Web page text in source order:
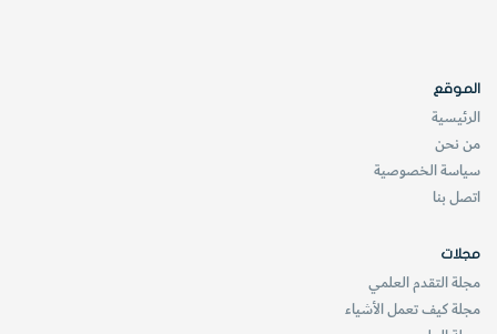
الموقع
الرئيسية
من نحن
سياسة الخصوصية
اتصل بنا
مجلات
مجلة التقدم العلمي
مجلة كيف تعمل الأشياء